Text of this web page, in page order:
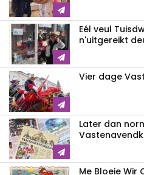
Eél veul
n'uitgereikt
Vier dage
Later dan
Me Bloeie Wir